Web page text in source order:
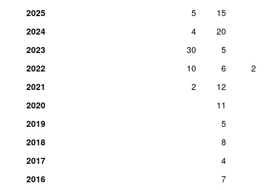
2025
5
15
2024
4
20
2023
30
5
2022
10 6
2
2021
2
12
2020
11
2019
5
2018
8
2017
4
2016
7